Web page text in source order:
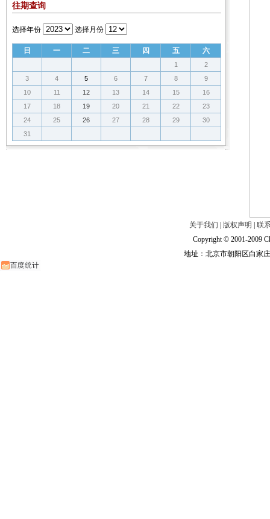
往期查询
选择年份 选择月份
日 一 二 三 四 五 六
1
2
3
4 5 6 7 8
9
10
11 12 13 14 15
16
17
18 19 20 21 22
23
24
25 26 27 28 29
30
31
关于我们 版权声明
联
Copyright © 2001-2009
地址：北京市朝阳区白家